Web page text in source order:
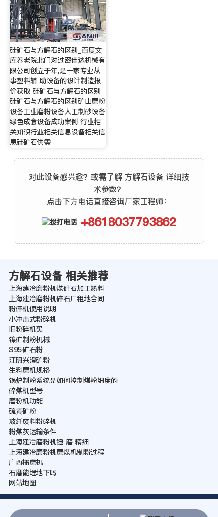
硅矿石与方解石的区别_百度文
库养老院北门对过密佳达机械有
限公司创立于年,是一家专业从
事塑料辅 助设备的设计制造报
价获取 硅矿石与方解石的区别
硅矿石与方解石的区别矿山磨粉
设备工业磨粉设备人工制砂设备
绿色成套设备成功案例 行业相
关知识行业相关信息设备相关信
息硅矿石供需
对此设备感兴趣？或需了解 方解石设备 详细技
术参数？
点击下方电话直接咨询厂家工程师：
+8618037793862
方解石设备 相关推荐
上海建冶磨粉机煤矸石加工熟料
上海建冶磨粉机碎石厂租地合同
粉碎机使用说明
小冲击式粉碎机
旧粉碎机买
镍矿制粉机械
S95矿石粉
江阴兴澄矿粉
生料磨机规格
锅炉制粉系统是如何控制煤粉细度的
碎煤机型号
磨粉机功能
硫黄矿粉
玻纤废料粉碎机
粉煤灰运输条件
上海建冶磨粉机锤 磨 精细
上海建冶磨粉机磨煤机制粉过程
广西檑磨机
石磨能埋地下吗
网站地图